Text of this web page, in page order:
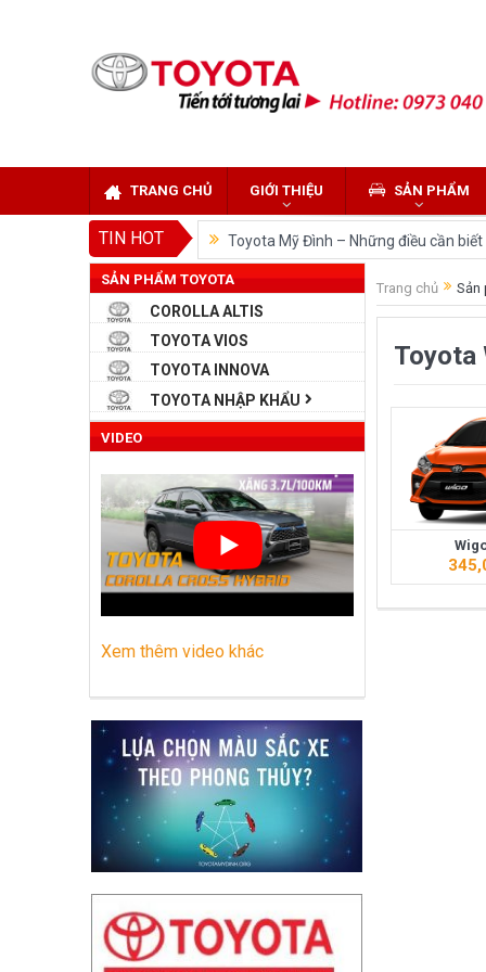
TRANG CHỦ GIỚI THIỆU SẢN PHẨM
TIN HOT Toyota Mỹ Đình – Những điều cần
So sánh Toyota Veloz Cross và
Đánh giá tổng quan về xe Toyota
Những dòng xe của Toyota đang
Toyota Việt Nam chính thức ra mắt
Toyota Raize phân khúc SUV cỡ nhỏ
“Bật mí” những thay đổi của Toyota
Những dòng xe Toyota đang phổ
Lựa chọn Toyota Corolla Cross hay
Trang chủ Sản
Toyota
SẢN PHẨM TOYOTA
COROLLA ALTIS
TOYOTA VIOS
TOYOTA INNOVA
TOYOTA NHẬP KHẨU
VIDEO
Xem thêm video khác